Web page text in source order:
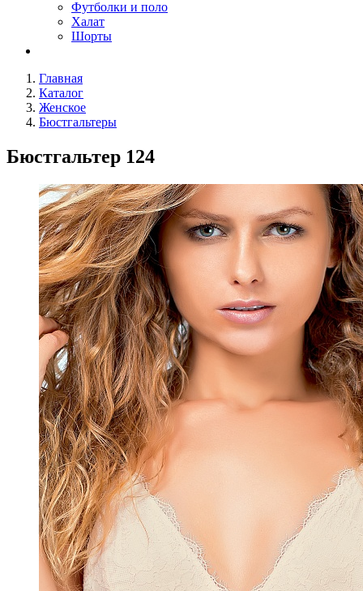
Футболки и поло
Халат
Шорты
Главная
Каталог
Женское
Бюстгальтеры
Бюстгальтер 124